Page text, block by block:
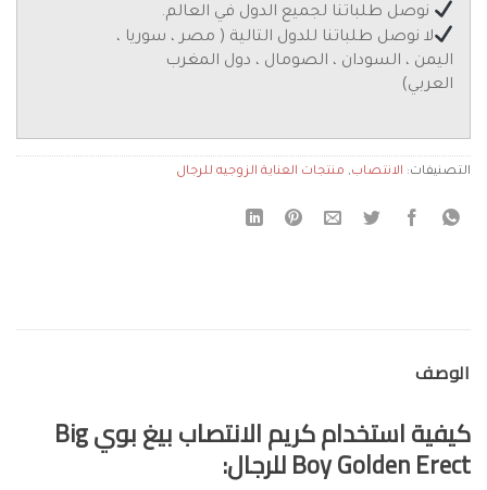
نوصل طلباتنا لجميع الدول في العالم.
لا نوصل طلباتنا للدول التالية ( مصر ، سوريا ،
اليمن ، السودان ، الصومال ، دول المغرب
العربي)
التصنيفات: الانتصاب, منتجات العناية الزوجيه للرجال
الوصف
كيفية استخدام كريم الانتصاب بيغ بوي Big
Boy Golden Erect للرجال: